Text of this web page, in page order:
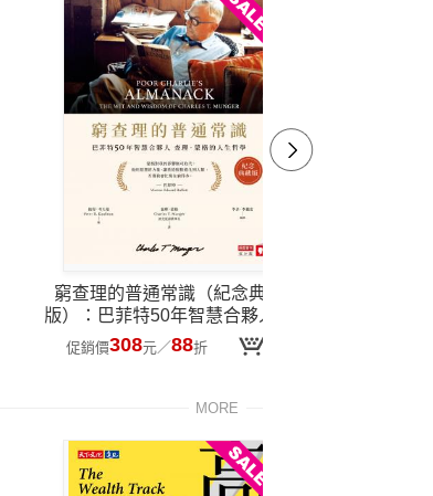
窮查理的普通常識（紀念典藏
版）：巴菲特50年智慧合夥人查
理．蒙格的人生哲學
促銷價308元／88折
MORE